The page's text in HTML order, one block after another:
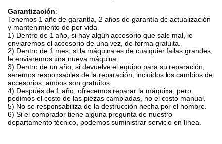
Garantización:
Tenemos 1 año de garantía, 2 años de garantía de actualización
y mantenimiento de por vida
1) Dentro de 1 año, si hay algún accesorio que sale mal, le
enviaremos el accesorio de una vez, de forma gratuita.
2) Dentro de 1 mes, si la máquina es de cualquier fallas grandes,
le enviaremos una nueva máquina.
3) Dentro de un año, si devuelve el equipo para su reparación,
seremos responsables de la reparación, incluidos los cambios de
accesorios; ambos son gratuitos.
4) Después de 1 año, ofrecemos reparar la máquina, pero
pedimos el costo de las piezas cambiadas, no el costo manual.
5) No se responsabiliza de la destrucción hecha por el hombre.
6) Si el comprador tiene alguna pregunta de nuestro
departamento técnico, podemos suministrar servicio en línea.